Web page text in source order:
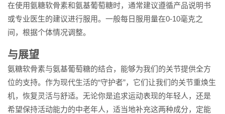
在使用氨糖软骨素和氨基葡萄糖时，通常建议遵循产品说明书
或专业医生的建议进行服用。一般每日服用量在0-10毫克之
间，根据个体情况调整。
与展望
氨糖软骨素与氨基葡萄糖的结合，能够为我们的关节提供全方
位的支持。作为现代生活的“守护者”，它们让我们的关节重焕生
机，恢复灵活与舒适。无论你是追求运动表现的年轻人，还是
希望保持活动能力的中老年人，适当地补充这两种成分，定能